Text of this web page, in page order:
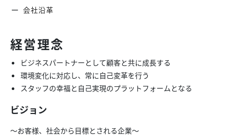
会社沿革
経営理念
ビジネスパートナーとして顧客と共に成長する
環境変化に対応し、常に自己変革を行う
スタッフの幸福と自己実現のプラットフォームとなる
ビジョン
〜お客様、社会から目標とされる企業〜